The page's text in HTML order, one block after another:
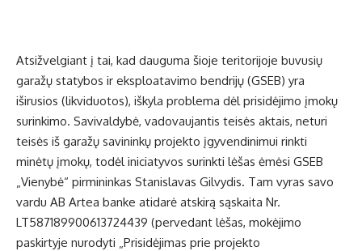
Atsižvelgiant į tai, kad dauguma šioje teritorijoje buvusių
garažų statybos ir eksploatavimo bendrijų (GSEB) yra
iširusios (likviduotos), iškyla problema dėl prisidėjimo įmokų
surinkimo. Savivaldybė, vadovaujantis teisės aktais, neturi
teisės iš garažų savininkų projekto įgyvendinimui rinkti
minėtų įmokų, todėl iniciatyvos surinkti lėšas ėmėsi GSEB
„Vienybė“ pirmininkas Stanislavas Gilvydis. Tam vyras savo
vardu AB Artea banke atidarė atskirą sąskaita Nr.
LT587189900613724439 (pervedant lėšas, mokėjimo
paskirtyje nurodyti „Prisidėjimas prie projekto